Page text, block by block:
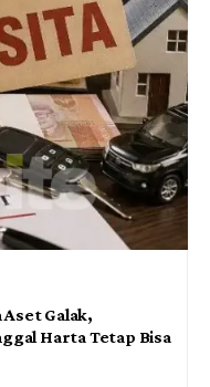
Galak,
Harta Tetap Bisa